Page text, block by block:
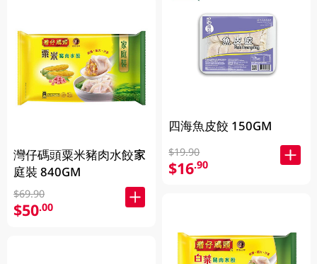
灣仔碼頭粟米豬肉水餃家
庭裝 840GM
$69.90
$50.00
四海魚皮餃 150GM
$19.90
$16.90